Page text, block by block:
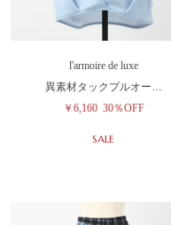
l'armoire de luxe
異素材タックプルオー…
￥6,160 30％OFF
SALE